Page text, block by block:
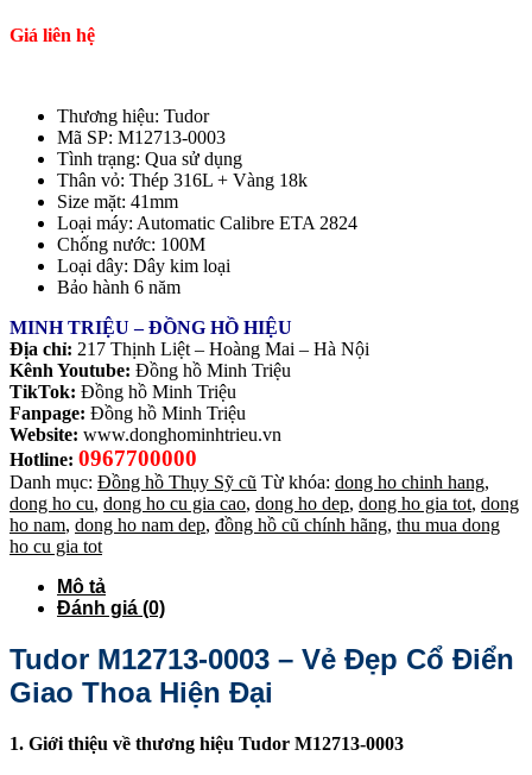
Giá liên hệ
Thương hiệu: Tudor
Mã SP: M12713-0003
Tình trạng: Qua sử dụng
Thân vỏ: Thép 316L + Vàng 18k
Size mặt: 41mm
Loại máy: Automatic Calibre ETA 2824
Chống nước: 100M
Loại dây: Dây kim loại
Bảo hành 6 năm
MINH TRIỆU – ĐỒNG HỒ HIỆU
Địa chỉ: 217 Thịnh Liệt – Hoàng Mai – Hà Nội
Kênh Youtube: Đồng hồ Minh Triệu
TikTok: Đồng hồ Minh Triệu
Fanpage: Đồng hồ Minh Triệu
Website: www.donghominhtrieu.vn
Hotline: 0967700000
Danh mục: Đồng hồ Thụy Sỹ cũ Từ khóa: dong ho chinh hang,
dong ho cu, dong ho cu gia cao, dong ho dep, dong ho gia tot, dong
ho nam, dong ho nam dep, đồng hồ cũ chính hãng, thu mua dong
ho cu gia tot
Mô tả
Đánh giá (0)
Tudor M12713-0003 – Vẻ Đẹp Cổ Điển
Giao Thoa Hiện Đại
1. Giới thiệu về thương hiệu Tudor M12713-0003